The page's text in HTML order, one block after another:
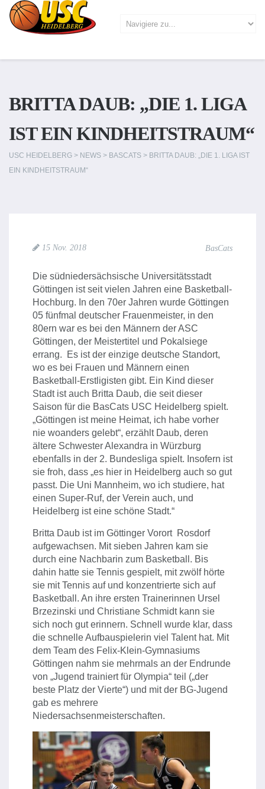
BRITTA DAUB: „DIE 1. LIGA
IST EIN KINDHEITSTRAUM“
USC HEIDELBERG > NEWS > BASCATS > BRITTA DAUB: „DIE 1. LIGA IST
EIN KINDHEITSTRAUM“
15 Nov. 2018 BasCats
Die südniedersächsische Universitätsstadt
Göttingen ist seit vielen Jahren eine Basketball-
Hochburg. In den 70er Jahren wurde Göttingen
05 fünfmal deutscher Frauenmeister, in den
80ern war es bei den Männern der ASC
Göttingen, der Meistertitel und Pokalsiege
errang. Es ist der einzige deutsche Standort,
wo es bei Frauen und Männern einen
Basketball-Erstligisten gibt. Ein Kind dieser
Stadt ist auch Britta Daub, die seit dieser
Saison für die BasCats USC Heidelberg spielt.
„Göttingen ist meine Heimat, ich habe vorher
nie woanders gelebt“, erzählt Daub, deren
ältere Schwester Alexandra in Würzburg
ebenfalls in der 2. Bundesliga spielt. Insofern ist
sie froh, dass „es hier in Heidelberg auch so gut
passt. Die Uni Mannheim, wo ich studiere, hat
einen Super-Ruf, der Verein auch, und
Heidelberg ist eine schöne Stadt.“
Britta Daub ist im Göttinger Vorort Rosdorf
aufgewachsen. Mit sieben Jahren kam sie
durch eine Nachbarin zum Basketball. Bis
dahin hatte sie Tennis gespielt, mit zwölf hörte
sie mit Tennis auf und konzentrierte sich auf
Basketball. An ihre ersten Trainerinnen Ursel
Brzezinski und Christiane Schmidt kann sie
sich noch gut erinnern. Schnell wurde klar, dass
die schnelle Aufbauspielerin viel Talent hat. Mit
dem Team des Felix-Klein-Gymnasiums
Göttingen nahm sie mehrmals an der Endrunde
von „Jugend trainiert für Olympia“ teil („der
beste Platz der Vierte“) und mit der BG-Jugend
gab es mehrere
Niedersachsenmeisterschaften.